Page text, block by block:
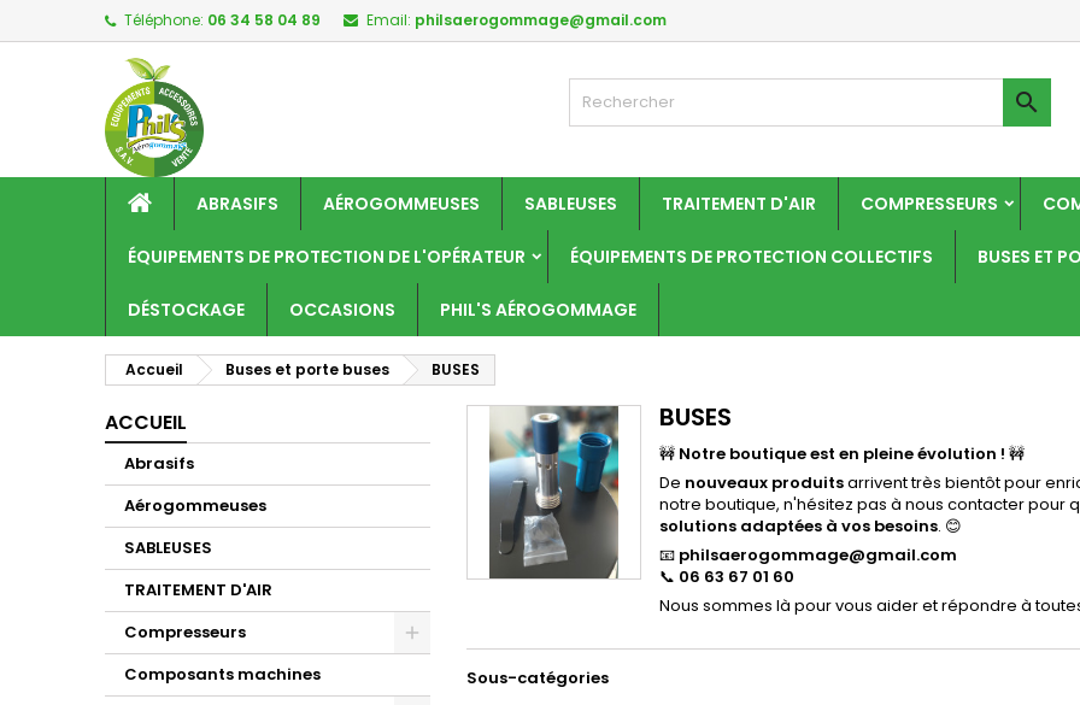
Téléphone: 06 34 58 04 89 Email: philsaerogommage@gmail.com

ABRASIFS AÉROGOMMEUSES SABLEUSES TRAITEMENT D'AIR COMPRESSEURS
ÉQUIPEMENTS DE PROTECTION DE L'OPÉRATEUR ÉQUIPEMENTS DE PROTECTION COLLECTIFS BUSES ET
DÉSTOCKAGE OCCASIONS PHIL'S AÉROGOMMAGE
Accueil Buses et porte buses BUSES
ACCUEIL
Abrasifs
Aérogommeuses
SABLEUSES
TRAITEMENT D'AIR
Compresseurs
Composants machines
BUSES
🚧 Notre boutique est en pleine évolution ! 🚧
De nouveaux produitsarrivent très bientôt pour
notre boutique, n'hésitez pas à nous contacter pour
solutions adaptées à vos besoins. 😊
📧 philsaerogommage@gmail.com
📞 06 63 67 01 60
Nous sommes là pour vous aider et répondre à
Sous-catégories
My wishlists
Create new list
((modalTitle))
((confirmMessage))
((cancelText))
Créer une liste d'envies
Annuler Créer une liste d'envies
Connexion
Vous devez être connecté pour ajouter des produits à votre liste
Connexion